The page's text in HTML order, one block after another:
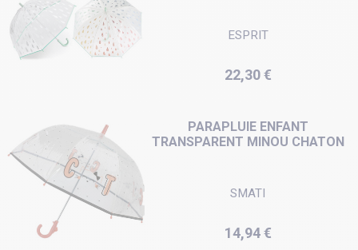
ESPRIT
Prix
22,30 €
PARAPLUIE ENFANT
TRANSPARENT MINOU CHATON
SMATI
Prix
14,94 €